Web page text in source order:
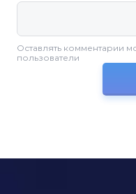
Оставлять комментарии
пользователи